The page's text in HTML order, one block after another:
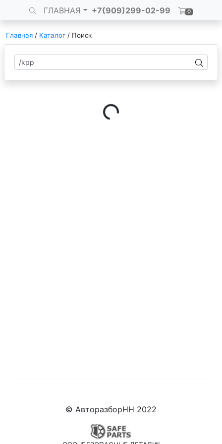
ГЛАВНАЯ +7(909)299-02-99 0
Главная / Каталог / Поиск
Loading...
© АвторазборНН 2022